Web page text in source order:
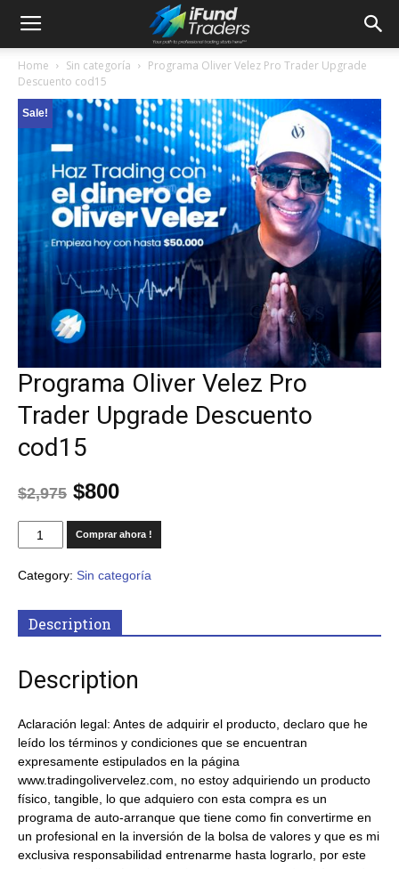
Home Sin categoría
Programa Oliver Velez Pro Trader Upgrade
Descuento cod15
Sale!
Programa Oliver Velez Pro
Trader Upgrade Descuento
cod15
$2,975 $800
Comprar ahora !
Category: Sin categoría
Description
Description
Aclaración legal: Antes de adquirir el producto, declaro que he
leído los términos y condiciones que se encuentran
expresamente estipulados en la página
www.tradingolivervelez.com, no estoy adquiriendo un producto
físico, tangible, lo que adquiero con esta compra es un
programa de auto-arranque que tiene como fin convertirme en
un profesional en la inversión de la bolsa de valores y que es mi
exclusiva responsabilidad entrenarme hasta lograrlo, por este